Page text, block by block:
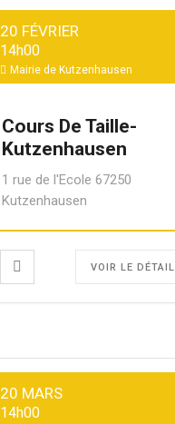
20 FÉVRIER
14h00
Mairie de Kutzenhausen
Cours De Taille-
Kutzenhausen
1 rue de l'Ecole 67250
Kutzenhausen
VOIR LE DÉTAIL
20 MARS
14h00